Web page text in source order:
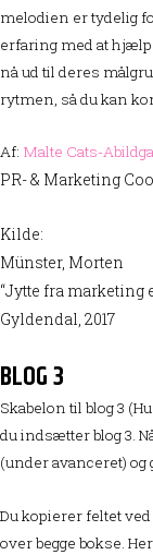
melodien er tydelig
erfaring med at
nå ud til deres
rytmen, så du kan
Af: Malte Cats-
PR- & Marketing
Kilde:
Münster, Morten
“Jytte fra marketing
Gyldendal, 2017
BLOG 3
Skabelon til blog 3
du indsætter blog 3.
(under avanceret)
Du kopierer feltet
over begge bokse.